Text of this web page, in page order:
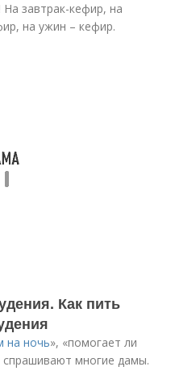
завтрак-кефир, на
на ужин – кефир.
Как пить
на ночь», «помогает ли
спрашивают многие дамы.